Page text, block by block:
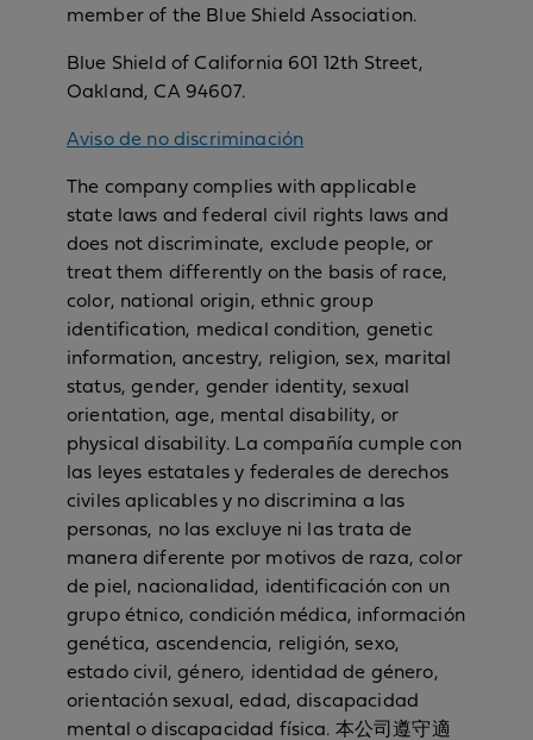
member of the Blue Shield Association.
Blue Shield of California 601 12th Street,
Oakland, CA 94607.
Aviso de no discriminación
The company complies with applicable
state laws and federal civil rights laws and
does not discriminate, exclude people, or
treat them differently on the basis of race,
color, national origin, ethnic group
identification, medical condition, genetic
information, ancestry, religion, sex, marital
status, gender, gender identity, sexual
orientation, age, mental disability, or
physical disability. La compañía cumple con
las leyes estatales y federales de derechos
civiles aplicables y no discrimina a las
personas, no las excluye ni las trata de
manera diferente por motivos de raza, color
de piel, nacionalidad, identificación con un
grupo étnico, condición médica, información
genética, ascendencia, religión, sexo,
estado civil, género, identidad de género,
orientación sexual, edad, discapacidad
mental o discapacidad física. 本公司遵守適